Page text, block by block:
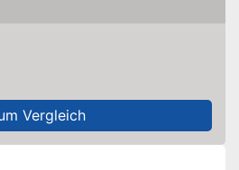
Vergleich